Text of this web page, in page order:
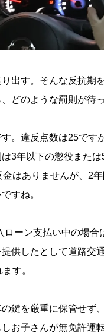
出す。そんな反抗期
どのような罰則が待
。違反点数は25です
3年以下の懲役また
はありませんが、2
すね。
ローン支払い中の場
供したとして道路交
す。
鍵を厳重に保管せず
お子さんが無免許運